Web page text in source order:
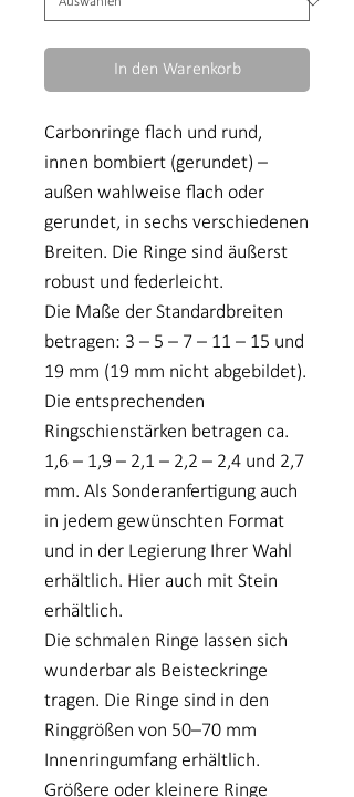
In den Warenkorb
Carbonringe flach und rund,
innen bombiert (gerundet) –
außen wahlweise flach oder
gerundet, in sechs verschiedenen
Breiten. Die Ringe sind äußerst
robust und federleicht.
Die Maße der Standardbreiten
betragen: 3 – 5 – 7 – 11 – 15 und
19 mm (19 mm nicht abgebildet).
Die entsprechenden
Ringschienstärken betragen ca.
1,6 – 1,9 – 2,1 – 2,2 – 2,4 und 2,7
mm. Als Sonderanfertigung auch
in jedem gewünschten Format
und in der Legierung Ihrer Wahl
erhältlich. Hier auch mit Stein
erhältlich.
Die schmalen Ringe lassen sich
wunderbar als Beisteckringe
tragen. Die Ringe sind in den
Ringgrößen von 50–70 mm
Innenringumfang erhältlich.
Größere oder kleinere Ringe